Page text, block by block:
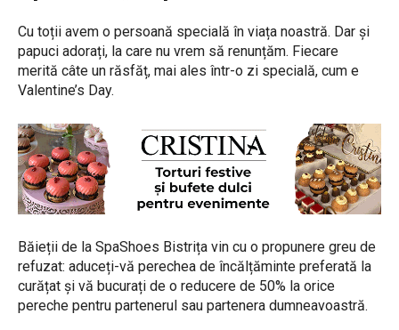
Cu toții avem o persoană specială în viața noastră. Dar și
papuci adorați, la care nu vrem să renunțăm. Fiecare
merită câte un răsfăț, mai ales într-o zi specială, cum e
Valentine’s Day.
Băieții de la SpaShoes Bistrița vin cu o propunere greu de
refuzat: aduceți-vă perechea de încălțăminte preferată la
curățat și vă bucurați de o reducere de 50% la orice
pereche pentru partenerul sau partenera dumneavoastră.